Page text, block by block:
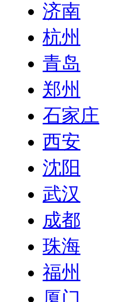
济南
杭州
青岛
郑州
石家庄
西安
沈阳
武汉
成都
珠海
福州